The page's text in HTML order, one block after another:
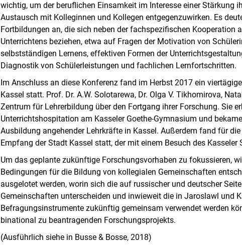
wichtig, um der beruflichen Einsamkeit im Interesse einer Stärkung
Austausch mit Kolleginnen und Kollegen entgegenzuwirken. Es
Fortbildungen an, die sich neben der fachspezifischen Kooperation
Unterrichtens beziehen, etwa auf Fragen der Motivation von
selbstständigen Lernens, effektiven Formen der
Diagnostik von Schülerleistungen und fachlichen Lernfortschritten.
Im Anschluss an diese Konferenz fand im Herbst 2017 ein
Kassel statt. Prof. Dr. A.W. Solotarewa, Dr. Olga V. Tikhomirova,
Zentrum für Lehrerbildung über den Fortgang ihrer Forschung. Sie
Unterrichtshospitation am Kasseler Goethe-Gymnasium und
Ausbildung angehender Lehrkräfte in Kassel. Außerdem fand für
Empfang der Stadt Kassel statt, der mit einem Besuch des
Um das geplante zukünftige Forschungsvorhaben zu fokussieren,
Bedingungen für die Bildung von kollegialen Gemeinschaften
ausgelotet werden, worin sich die auf russischer und deutscher
Gemeinschaften unterscheiden und inwieweit die in Jaroslawl und
Befragungsinstrumente zukünftig gemeinsam verwendet werden
binational zu beantragenden Forschungsprojekts.
(Ausführlich siehe in Busse & Bosse, 2018)